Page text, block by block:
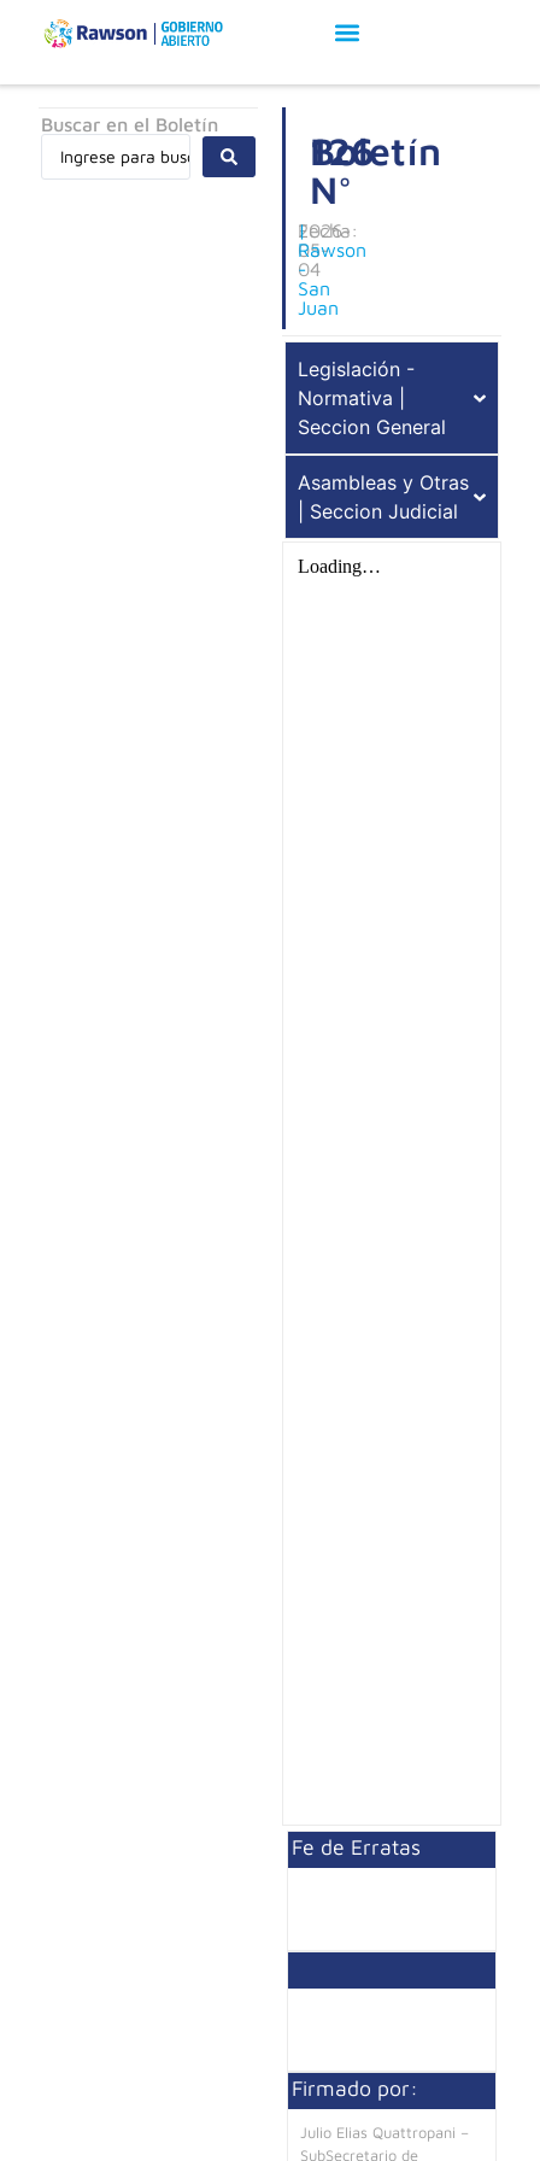
Buscar en el Boletín
Boletín
N°
126
Fecha:
2026-
05-
04
|
Rawson
-
San
Juan
Legislación -
Normativa |
Seccion General
Asambleas y Otras
| Seccion Judicial
Fe de Erratas
Firmado por:
Julio Elias Quattropani –
SubSecretario de